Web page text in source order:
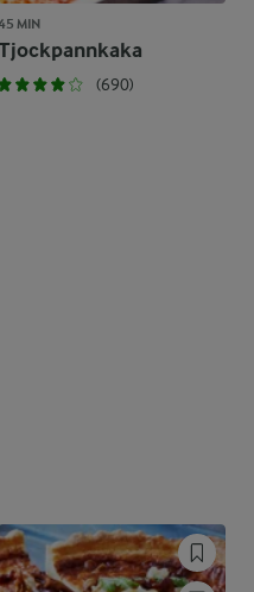
MIN
(690)